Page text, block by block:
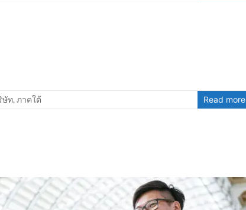
ษัท, ภาคใต้ Read more